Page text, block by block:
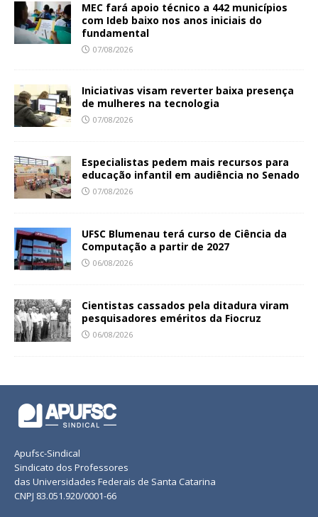
MEC fará apoio técnico a 442 municípios
com Ideb baixo nos anos iniciais do
fundamental
07/08/2026
Iniciativas visam reverter baixa presença
de mulheres na tecnologia
07/08/2026
Especialistas pedem mais recursos para
educação infantil em audiência no Senado
07/08/2026
UFSC Blumenau terá curso de Ciência da
Computação a partir de 2027
06/08/2026
Cientistas cassados pela ditadura viram
pesquisadores eméritos da Fiocruz
06/08/2026
Apufsc-Sindical
Sindicato dos Professores
das Universidades Federais de Santa Catarina
CNPJ 83.051.920/0001-66